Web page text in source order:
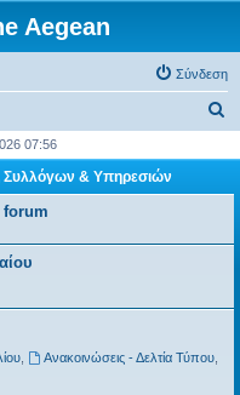
Aegean
Σύνδεση
ζ
σ
07:56
Συλλόγων & Υπηρεσιών
forum
, Ανακοινώσεις - Δελτία Τύπου,